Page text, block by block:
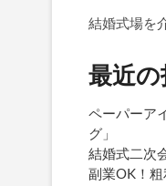
結婚式場を
最近
ペーパーア
グ」
結婚式二次
副業OK！粗